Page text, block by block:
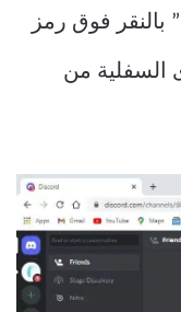
بالنقر فوق رمز
السفلية من